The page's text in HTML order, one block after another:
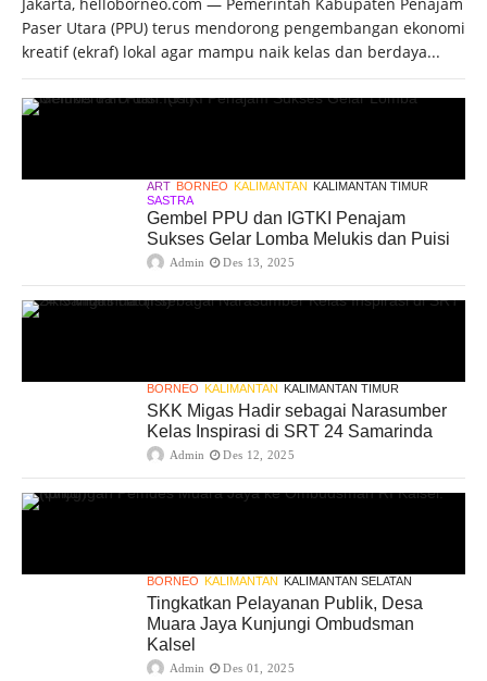
Jakarta, helloborneo.com — Pemerintah Kabupaten Penajam
Paser Utara (PPU) terus mendorong pengembangan ekonomi
kreatif (ekraf) lokal agar mampu naik kelas dan berdaya...
ART BORNEO KALIMANTAN
KALIMANTAN TIMUR
SASTRA
Gembel PPU dan IGTKI Penajam
Sukses Gelar Lomba Melukis dan Puisi
Admin Des 13, 2025
BORNEO KALIMANTAN KALIMANTAN TIMUR
SKK Migas Hadir sebagai Narasumber
Kelas Inspirasi di SRT 24 Samarinda
Admin Des 12, 2025
BORNEO KALIMANTAN KALIMANTAN SELATAN
Tingkatkan Pelayanan Publik, Desa
Muara Jaya Kunjungi Ombudsman
Kalsel
Admin Des 01, 2025